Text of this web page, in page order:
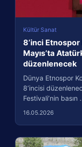
Kültür Sanat
8’inci
Mayıs’ta
düzenlenecek
Dünya Etnospor
8’incisi
Festivali’nin basın
16.05.2026